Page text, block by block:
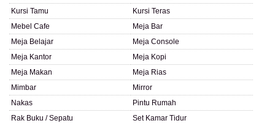
Kursi Tamu
Kursi Teras
Mebel Cafe
Meja Bar
Meja Belajar
Meja Console
Meja Kantor
Meja Kopi
Meja Makan
Meja Rias
Mimbar
Mirror
Nakas
Pintu Rumah
Rak Buku / Sepatu
Set Kamar Tidur